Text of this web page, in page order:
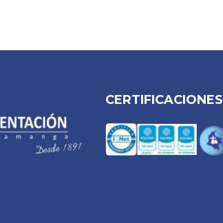
CERTIFICACIONES